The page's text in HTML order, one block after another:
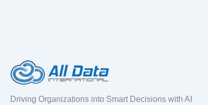
Driving Organizations into Smart Decisions with AI